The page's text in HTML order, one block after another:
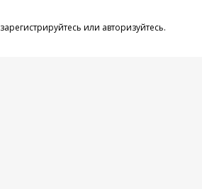
зарегистрируйтесь или авторизуйтесь.